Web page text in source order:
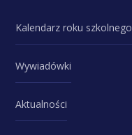
Kalendarz roku szkolnego
Wywiadówki
Aktualności